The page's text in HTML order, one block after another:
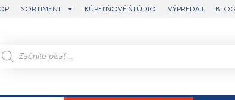
SORTIMENT KÚPEĽŇOVÉ ŠTÚDIO VÝPREDAJ BLOG